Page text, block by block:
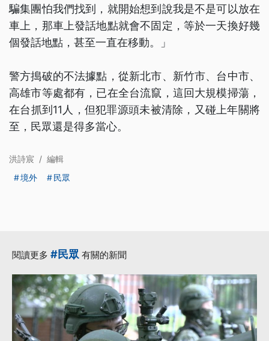
騙集團怕我們找到，就開始想到說我是不是可以放在
車上，那車上發話地點就會不固定，等於一天換好幾
個發話地點，甚至一直在移動。」
警方搗破的不法據點，從新北市、新竹市、台中市、
高雄市等處都有，已在全台流竄，這回大規模掃蕩，
在台抓到11人，但犯罪源頭未被清除，又碰上年關將
至，民眾還是得多當心。
洪詩宸 / 編輯
境外
民眾
閱讀更多 #民眾 有關的新聞